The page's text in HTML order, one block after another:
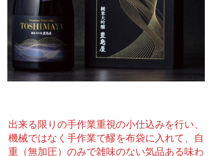
出来る限りの手作業重視の小仕込みを行い、
機械ではなく手作業で醪を布袋に入れて、自
重（無加圧）のみで雑味のない気品ある味わ